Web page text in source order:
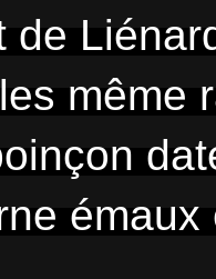
de
même